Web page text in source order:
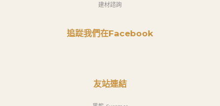
建材諮詢
追踨我們在Facebook
友站連結